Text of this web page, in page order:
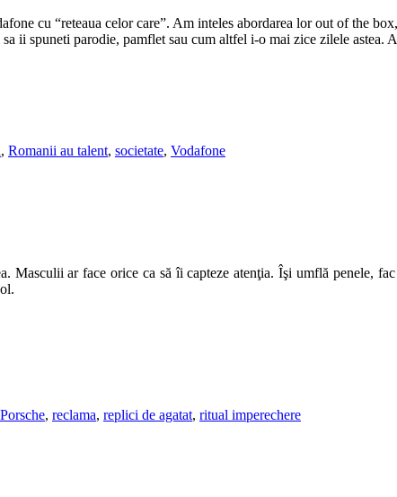
cu “reteaua celor care”. Am inteles abordarea lor out of the
ii spuneti parodie, pamflet sau cum altfel i-o mai zice zilele
, Romanii au talent, societate, Vodafone
Masculii ar face orice ca să îi capteze atenţia. Îşi umflă penele,
Porsche, reclama, replici de agatat, ritual imperechere